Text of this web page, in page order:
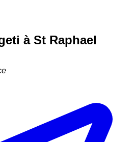
à St Raphael